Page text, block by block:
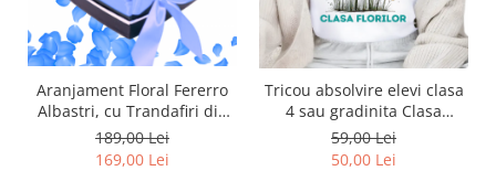
Aranjament Floral Fererro
Albastri, cu Trandafiri din
sapun
189,00 Lei
169,00 Lei
Tricou absolvire elevi clasa
4 sau gradinita Clasa
Floricelelor
59,00 Lei
50,00 Lei